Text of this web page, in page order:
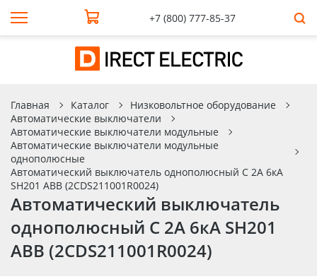
+7 (800) 777-85-37
Главная Каталог
Низковольтное оборудование
Автоматические выключатели
Автоматические выключатели модульные
Автоматические выключатели модульные
однополюсные
Автоматический выключатель однополюсный C 2А 6кА
SH201 ABB (2CDS211001R0024)
Автоматический выключатель
однополюсный C 2А 6кА SH201
ABB (2CDS211001R0024)